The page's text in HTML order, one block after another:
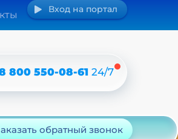
Вход на портал
800 550-08-6124/7
обратный звонок